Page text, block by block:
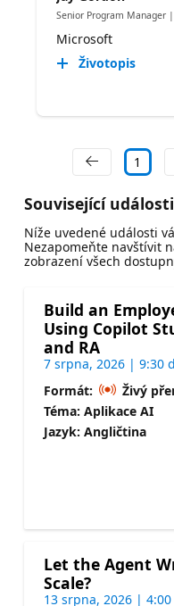
Senior Program Manager
Microsoft
Životopis
1
Související události
Níže uvedené události
Nezapomeňte navštívit
zobrazení všech
Build an
Using Copilot
and RA
7 srpna, 2026 | 9:30
Formát:
Živý
Téma: Aplikace AI
Jazyk: Angličtina
Let the Agent
Scale?
13 srpna, 2026 | 4:00